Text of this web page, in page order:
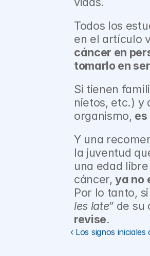
Todos los
en el artículo
cáncer en
tomarlo en
Si tienen
nietos, etc.) y
organismo,
Y una
la juventud
una edad
cáncer, ya no
Por lo tanto,
les late” de su
revise.
‹ Los signos